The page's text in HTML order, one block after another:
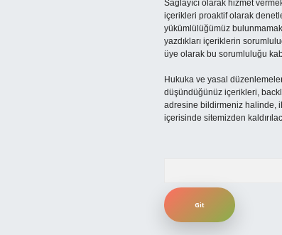
Sağlayıcı olarak hizmet
içerikleri proaktif olarak
yükümlülüğümüz
yazdıkları içeriklerin
üye olarak bu sorumluluğu
Hukuka ve yasal
düşündüğünüz içerikleri,
adresine bildirmeniz halinde,
içerisinde sitemizden